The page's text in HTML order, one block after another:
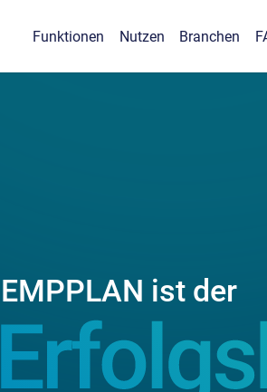
Funktionen Nutzen Branchen
EMPPLAN ist der